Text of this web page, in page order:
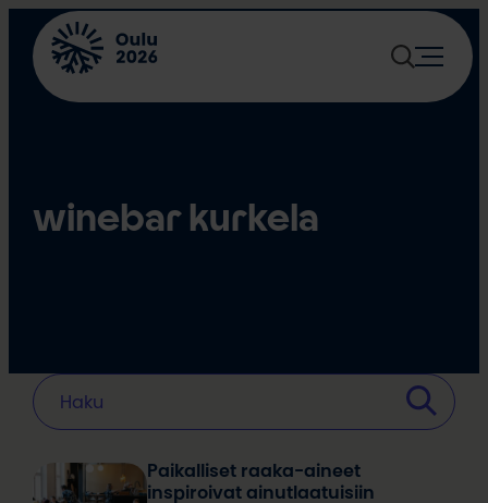
Siirry
sisältöön
winebar kurkela
Paikalliset raaka-aineet
inspiroivat ainutlaatuisiin